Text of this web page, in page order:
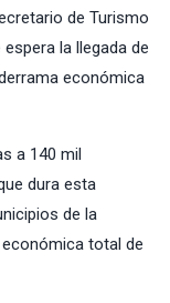
de Turismo
la llegada de
económica
a 140 mil
dura esta
de la
total de